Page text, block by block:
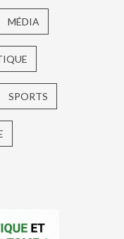
MÉDIA
SPORTS